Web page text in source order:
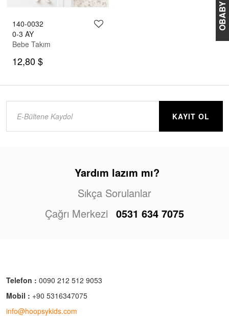
OBABY
140-0032
0-3 AY
Bebe Takım
12,80 $
KAYIT OL
Yardım lazım mı?
Sıkça Sorulanlar
Çağrı Merkezi 0531 634 7075
Telefon : 0090 212 512 9053
Mobil : +90 5316347075
info@hoopsykids.com